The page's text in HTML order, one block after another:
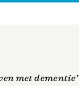
met dementie’